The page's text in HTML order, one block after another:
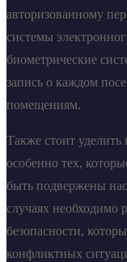
авторизованному
системы
биометрические
запись о каждом
помещениям.
Также стоит
особенно тех,
быть подвержены
случаях необходимо
безопасности,
конфликтных